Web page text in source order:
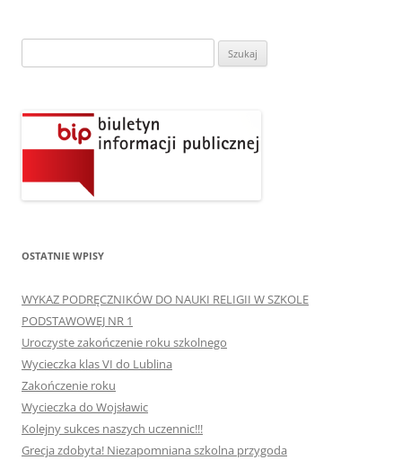
OSTATNIE WPISY
WYKAZ PODRĘCZNIKÓW DO NAUKI RELIGII W SZKOLE
PODSTAWOWEJ NR 1
Uroczyste zakończenie roku szkolnego
Wycieczka klas VI do Lublina
Zakończenie roku
Wycieczka do Wojsławic
Kolejny sukces naszych uczennic!!!
Grecja zdobyta! Niezapomniana szkolna przygoda